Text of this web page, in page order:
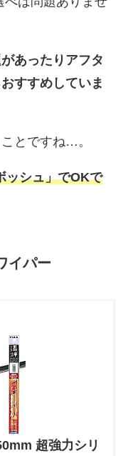
あったりアフタ
すすめしていま
とですね…。
ッシュ」でOKで
イパー
超強力シリ